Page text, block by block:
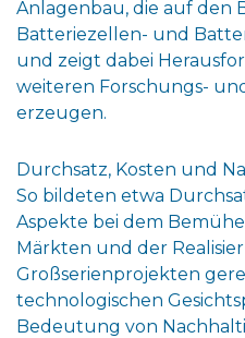
Anlagenbau, die auf den
Batteriezellen- und
und zeigt dabei
weiteren Forschungs-
erzeugen.
Durchsatz, Kosten und
So bildeten etwa
Aspekte bei dem
Märkten und der
Großserienprojekten
technologischen
Bedeutung von